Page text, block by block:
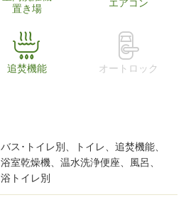
置き場
エアコン
追焚機能 オートロック
バス･トイレ別、トイレ、追焚機能、
浴室乾燥機、温水洗浄便座、風呂、
浴トイレ別